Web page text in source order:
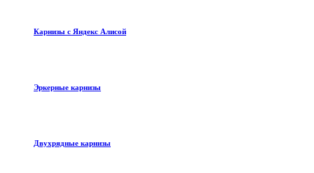
Карнизы с Яндекс Алисой
Эркерные карнизы
Двухрядные карнизы